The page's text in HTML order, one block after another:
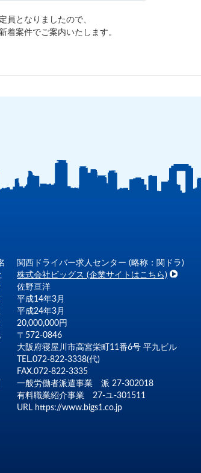
員となりましたので、
着案件でご案内いたします。
関西ドライバー求人センター (略称：関ドラ)
株式会社ビッグス (企業サイトはこちら)
佐野亘洋
平成14年3月
平成24年3月
20,000,000円
〒572-0846
大阪府寝屋川市高宮栄町11番6号 平九ビル
TEL.072-822-3338(代)
FAX.072-822-3335
一般労働者派遣事業 派 27-302018
有料職業紹介事業 27-ユ-301511
URL https://www.bigs1.co.jp